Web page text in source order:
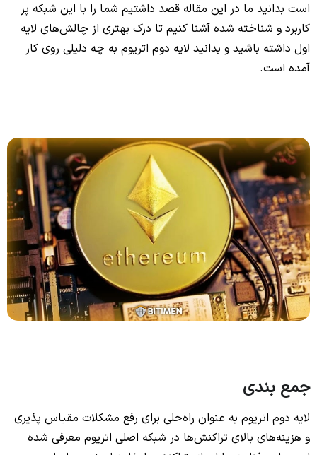
است بدانید ما در این مقاله قصد داشتیم شما را با این شبکه پر
کاربرد و شناخته شده آشنا کنیم تا درک بهتری از چالش‌های لایه
اول داشته باشید و بدانید لایه دوم اتریوم به چه دلیلی روی کار
آمده است.
جمع بندی
لایه دوم اتریوم به‌ عنوان راه‌حلی برای رفع مشکلات مقیاس پذیری
و هزینه‌های بالای تراکنش‌ها در شبکه اصلی اتریوم معرفی شده